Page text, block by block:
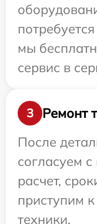
мы
сервис в
3
Ремонт
После
согласуем
расчет,
приступим
техники.